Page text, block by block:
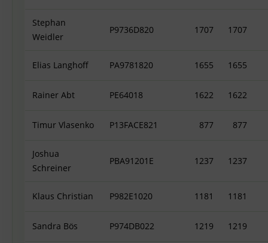
Stephan
Weidler
P9736D820 1707 1707
Elias Langhoff PA9781820 1655 1655
Rainer Abt PE64018 1622 1622
Timur Vlasenko P13FACE821 877 877
Joshua
Schreiner
PBA91201E 1237 1237
Klaus Christian P982E1020 1181 1181
Sandra Bös P974DB022 1219 1219